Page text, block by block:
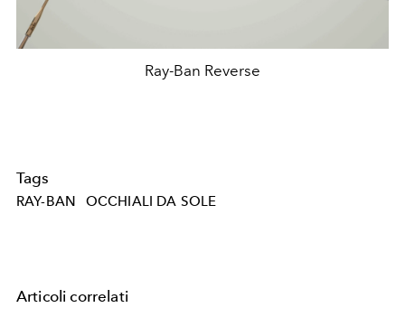
Ray-Ban Reverse
Tags
RAY-BAN OCCHIALI DA SOLE
Articoli correlati